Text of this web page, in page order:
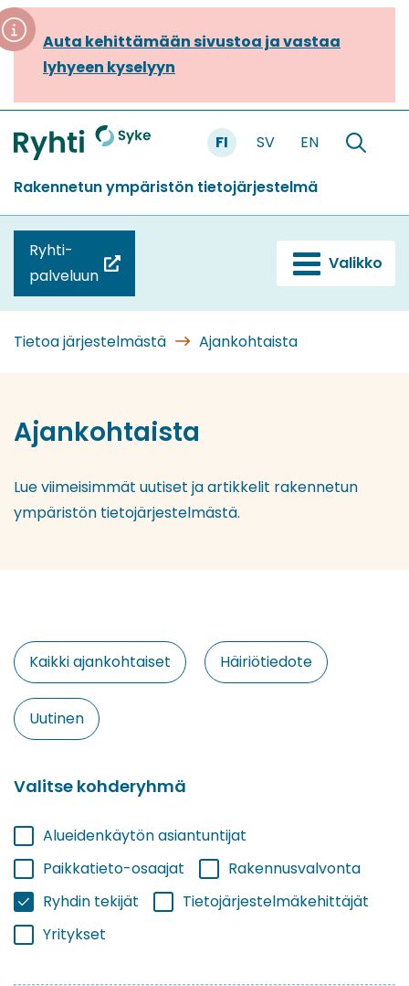
Siirry
sisältöönAuta kehittämään sivustoa ja vastaa
lyhyeen kyselyyn
Etusivu
FI SV EN
Hae
Rakennetun ympäristön tietojärjestelmä
Ryhti-
palveluun
(siirryt
toiseen
Valikko
Tietoa järjestelmästä Ajankohtaista
Ajankohtaista
Lue viimeisimmät uutiset ja artikkelit rakennetun
ympäristön tietojärjestelmästä.
Valitse
kategoria
Kaikki ajankohtaiset Häiriötiedote
Uutinen
Valitse kohderyhmä
Alueidenkäytön asiantuntijat
Paikkatieto-osaajat
Rakennusvalvonta
Ryhdin tekijät
Tietojärjestelmäkehittäjät
Yritykset